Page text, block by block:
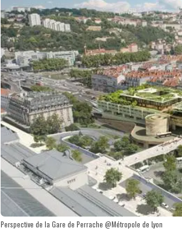
Perspective de la Gare de Perrache @Métropole de Lyon